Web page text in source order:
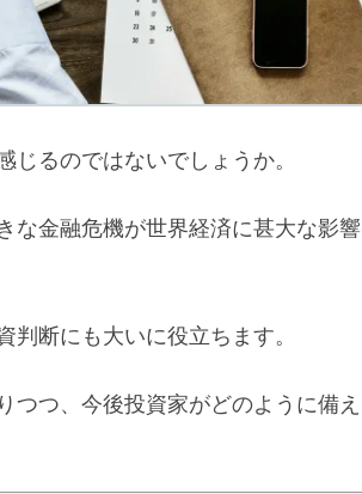
じるのではないでしょうか。
な金融危機が世界経済に甚大な影響
断にも大いに役立ちます。
つつ、今後投資家がどのように備え